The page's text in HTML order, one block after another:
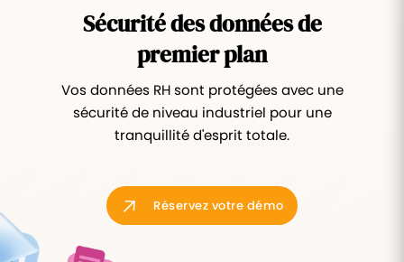
Sécurité des données de
premier plan
Vos données RH sont protégées avec une
sécurité de niveau industriel pour une
tranquillité d'esprit totale.
Réservez votre démo